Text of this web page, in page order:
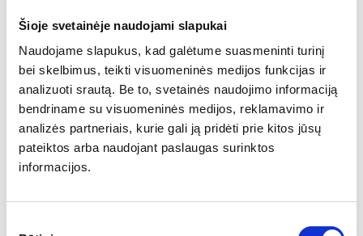
Šioje svetainėje naudojami slapukai
Naudojame slapukus, kad galėtume suasmeninti turinį
bei skelbimus, teikti visuomeninės medijos funkcijas ir
analizuoti srautą. Be to, svetainės naudojimo informaciją
bendriname su visuomeninės medijos, reklamavimo ir
analizės partneriais, kurie gali ją pridėti prie kitos jūsų
pateiktos arba naudojant paslaugas surinktos
informacijos.
Europos Sąjungoje
Simonas Šatūnas pareigose pakeis
Užsienio reikalų viceministrę Jovitą Neliupšienę,
išvyksta vadovauti Europos Sąjungos misijai Jungtinėse
Amerikos Valstijose.
Europos Komisija leido naudoti 8,7 mln. iš Eur anksčiau
įšaldytų 26 mln. RRF plano lėšų, kadangi buvo įgyvendinti
tarpiniai veiksmai, susiję su aplinkosauginiais mokesčiais.
Kitos naujienos
įpareigojo per 2 mėn. gauti KT leidimą arba parduoti 2022